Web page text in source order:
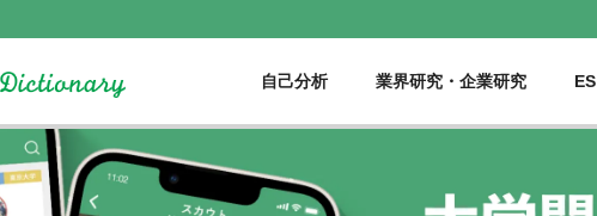
自己分析 業界研究・企業研究 ES